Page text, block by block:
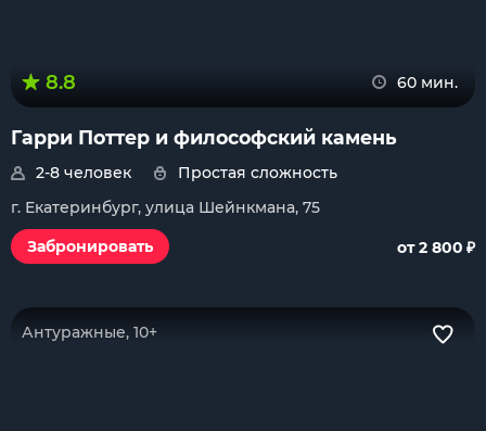
8.8 60 мин.
Гарри Поттер и философский камень
2-8 человек
Простая сложность
г. Екатеринбург, улица Шейнкмана, 75
Забронировать
от 2 800 ₽
Антуражные, 10+